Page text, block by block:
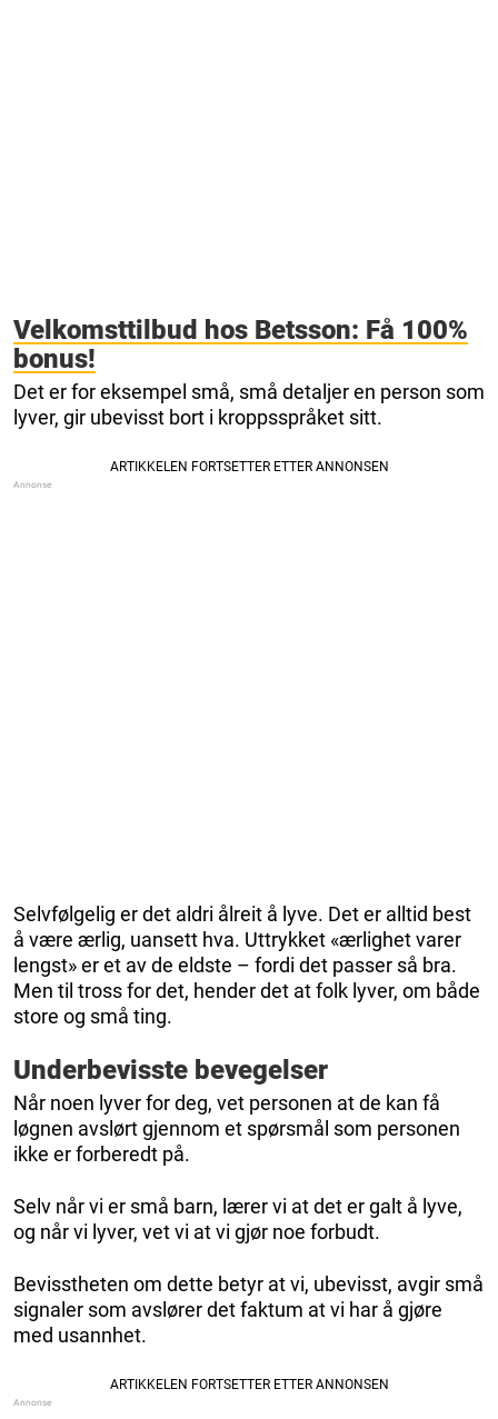
Velkomsttilbud hos Betsson: Få 100%
bonus!
Det er for eksempel små, små detaljer en person som
lyver, gir ubevisst bort i kroppsspråket sitt.
Selvfølgelig er det aldri ålreit å lyve. Det er alltid best
å være ærlig, uansett hva. Uttrykket «ærlighet varer
lengst» er et av de eldste – fordi det passer så bra.
Men til tross for det, hender det at folk lyver, om både
store og små ting.
Underbevisste bevegelser
Når noen lyver for deg, vet personen at de kan få
løgnen avslørt gjennom et spørsmål som personen
ikke er forberedt på.
Selv når vi er små barn, lærer vi at det er galt å lyve,
og når vi lyver, vet vi at vi gjør noe forbudt.
Bevisstheten om dette betyr at vi, ubevisst, avgir små
signaler som avslører det faktum at vi har å gjøre
med usannhet.